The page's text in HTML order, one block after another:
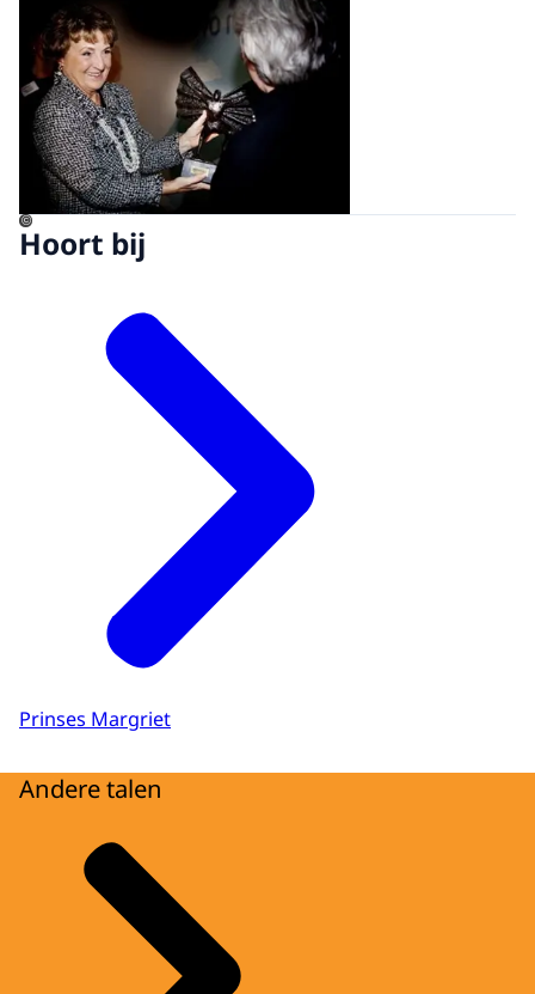
©
Hoort bij
Prinses Margriet
Andere talen